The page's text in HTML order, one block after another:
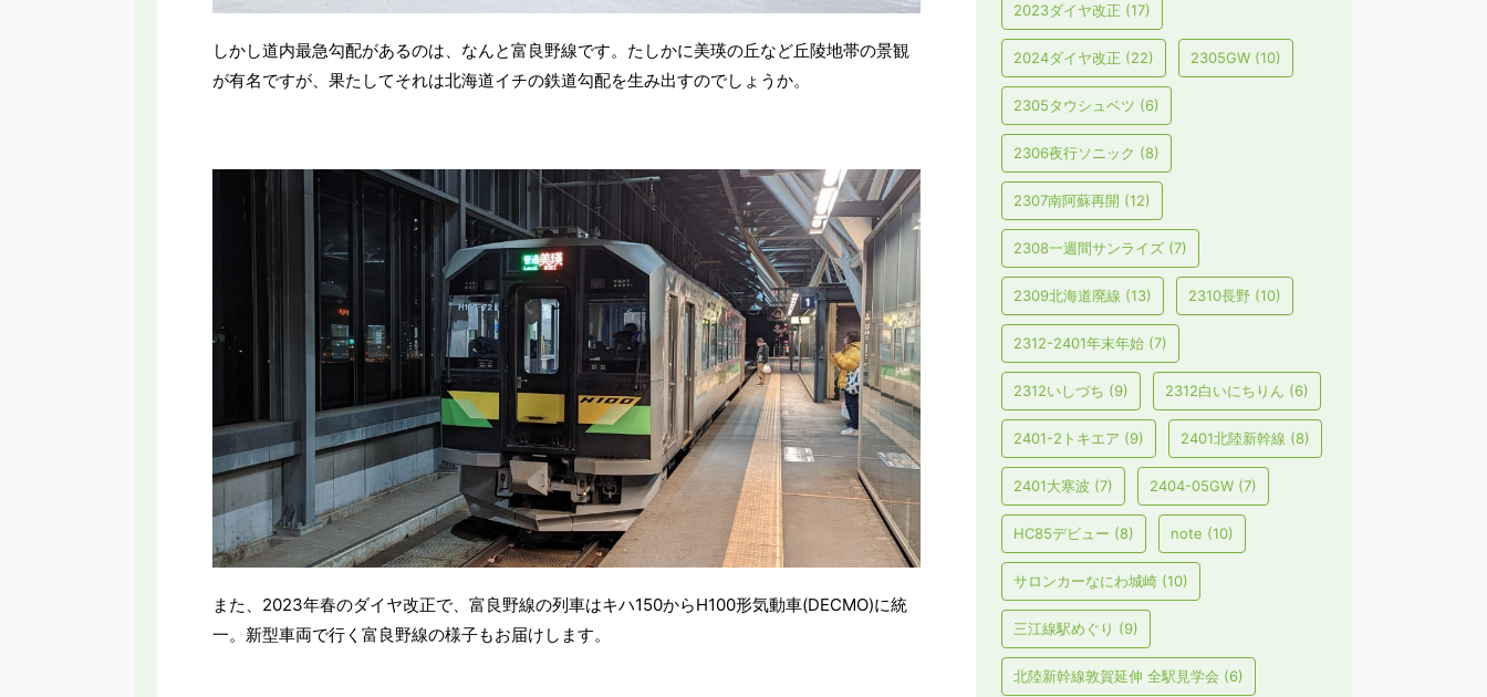
しかし道内最急勾配があるのは、なんと富良野線です。たしかに美瑛の丘など丘陵地帯の景観
が有名ですが、果たしてそれは北海道イチの鉄道勾配を生み出すのでしょうか。
また、2023年春のダイヤ改正で、富良野線の列車はキハ150からH100形気動車(DECMO)に統
一。新型車両で行く富良野線の様子もお届けします。
2023ダイヤ改正 (17)
2024ダイヤ改正 (22) 2305GW (10)
2305タウシュベツ (6)
2306夜行ソニック (8)
2307南阿蘇再開 (12)
2308一週間サンライズ (7)
2309北海道廃線 (13) 2310長野 (10)
2312-2401年末年始 (7)
2312いしづち (9) 2312白いにちりん (6)
2401-2トキエア (9) 2401北陸新幹線 (8)
2401大寒波 (7) 2404-05GW (7)
HC85デビュー (8) note (10)
サロンカーなにわ城崎 (10)
三江線駅めぐり (9)
北陸新幹線敦賀延伸 全駅見学会 (6)